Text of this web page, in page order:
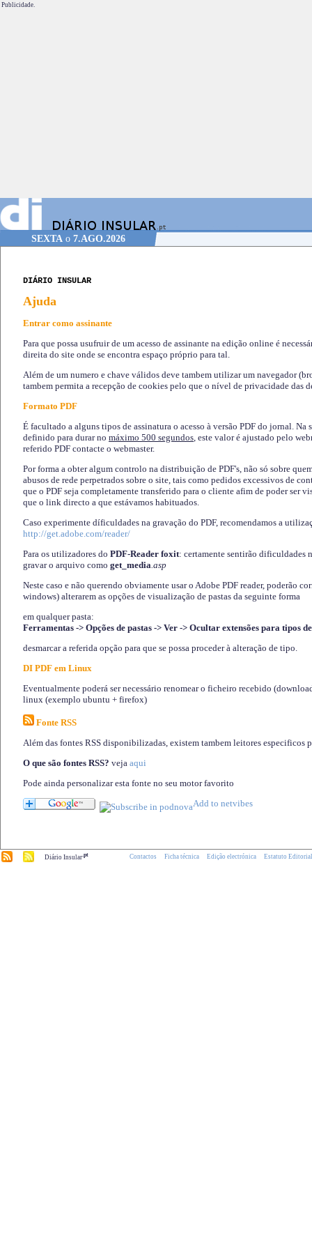
Publicidade.
SEXTA o 7.AGO.2026
DIÁRIO INSULAR
Ajuda
Entrar como assinante
Para que possa usufruir de um acesso de assinante na edição online é
direita do site onde se encontra espaço próprio para tal.
Além de um numero e chave válidos deve tambem utilizar um navegador
tambem permita a recepção de cookies pelo que o nível de privacidade das
Formato PDF
É facultado a alguns tipos de assinatura o acesso à versão PDF do jornal. Na
definido para durar no máximo 500 segundos, este valor é ajustado pelo
referido PDF contacte o webmaster.
Por forma a obter algum controlo na distribuição de PDF's, não só sobre
abusos de rede perpetrados sobre o site, tais como pedidos excessivos de
que o PDF seja completamente transferido para o cliente afim de poder ser
que o link directo a que estávamos habituados.
Caso experimente díficuldades na gravação do PDF, recomendamos a
http://get.adobe.com/reader/
Para os utilizadores do PDF-Reader foxit: certamente sentirão dificuldades
gravar o arquivo como get_media.asp
Neste caso e não querendo obviamente usar o Adobe PDF reader, poderão
windows) alterarem as opções de visualização de pastas da seguinte forma
em qualquer pasta:
Ferramentas -> Opções de pastas -> Ver -> Ocultar extensões para tipos
desmarcar a referida opção para que se possa proceder à alteração de tipo.
DI PDF em Linux
Eventualmente poderá ser necessário renomear o ficheiro recebido
linux (exemplo ubuntu + firefox)
Fonte RSS
Além das fontes RSS disponibilizadas, existem tambem leitores especificos
O que são fontes RSS? veja aqui
Pode ainda personalizar esta fonte no seu motor favorito
Diário Insular.pt Contactos Ficha técnica Edição electrónica Estatuto Editorial